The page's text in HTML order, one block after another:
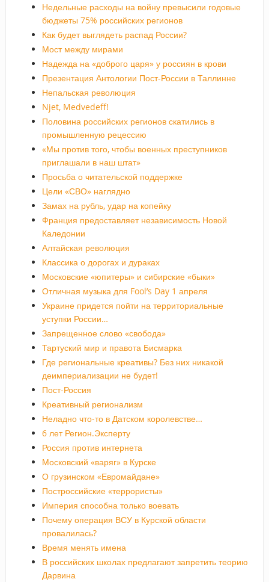
Недельные расходы на войну превысили годовые
бюджеты 75% российских регионов
Как будет выглядеть распад России?
Мост между мирами
Надежда на «доброго царя» у россиян в крови
Презентация Антологии Пост-России в Таллинне
Непальская революция
Njet, Medvedeff!
Половина российских регионов скатились в
промышленную рецессию
«Мы против того, чтобы военных преступников
приглашали в наш штат»
Просьба о читательской поддержке
Цели «СВО» наглядно
Замах на рубль, удар на копейку
Франция предоставляет независимость Новой
Каледонии
Алтайская революция
Классика о дорогах и дураках
Московские «юпитеры» и сибирские «быки»
Отличная музыка для Fool’s Day 1 апреля
Украине придется пойти на территориальные
уступки России…
Запрещенное слово «свобода»
Тартуский мир и правота Бисмарка
Где региональные креативы? Без них никакой
деимпериализации не будет!
Пост-Россия
Креативный регионализм
Неладно что-то в Датском королевстве…
6 лет Регион.Эксперту
Россия против интернета
Московский «варяг» в Курске
О грузинском «Евромайдане»
Построссийские «террористы»
Империя способна только воевать
Почему операция ВСУ в Курской области
провалилась?
Время менять имена
В российских школах предлагают запретить теорию
Дарвина